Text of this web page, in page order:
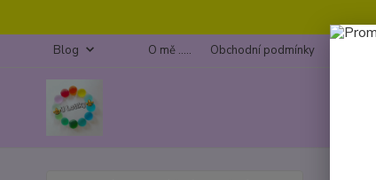
Blog O mě ..... Obchodní podmínky